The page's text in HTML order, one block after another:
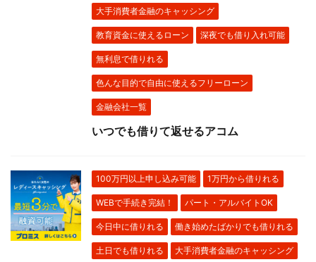
大手消費者金融のキャッシング
教育資金に使えるローン 深夜でも借り入れ可能
無利息で借りれる
色んな目的で自由に使えるフリーローン
金融会社一覧
いつでも借りて返せるアコム
100万円以上申し込み可能 1万円から借りれる
WEBで手続き完結！ パート・アルバイトOK
今日中に借りれる 働き始めたばかりでも借りれる
土日でも借りれる 大手消費者金融のキャッシング